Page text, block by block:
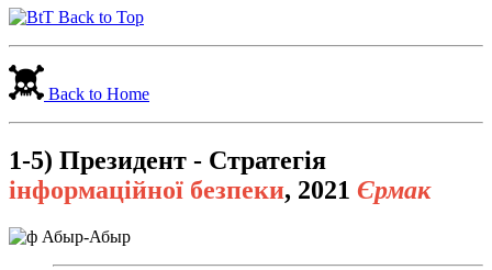
Back to Top
Back to Home
1-5) Президент - Стратегія
інформаційної безпеки, 2021 Єрмак